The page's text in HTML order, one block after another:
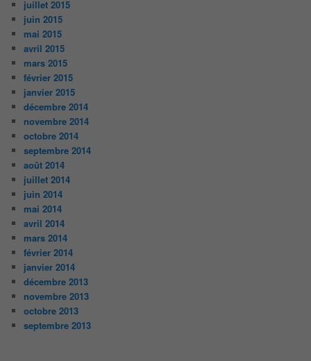
juillet 2015
juin 2015
mai 2015
avril 2015
mars 2015
février 2015
janvier 2015
décembre 2014
novembre 2014
octobre 2014
septembre 2014
août 2014
juillet 2014
juin 2014
mai 2014
avril 2014
mars 2014
février 2014
janvier 2014
décembre 2013
novembre 2013
octobre 2013
septembre 2013